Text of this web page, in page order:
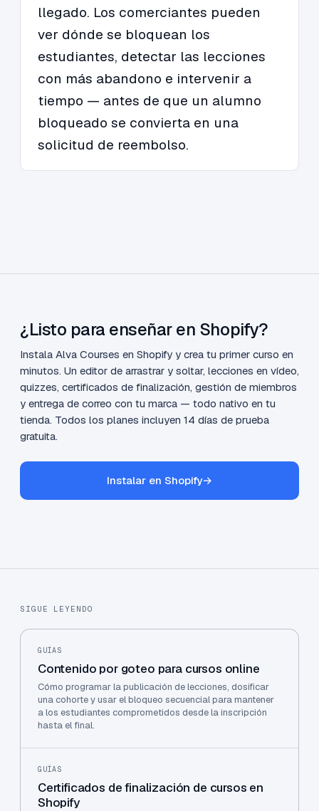
llegado. Los comerciantes pueden
ver dónde se bloquean los
estudiantes, detectar las lecciones
con más abandono e intervenir a
tiempo — antes de que un alumno
bloqueado se convierta en una
solicitud de reembolso.
¿Listo para enseñar en Shopify?
Instala Alva Courses en Shopify y crea tu primer curso en
minutos. Un editor de arrastrar y soltar, lecciones en vídeo,
quizzes, certificados de finalización, gestión de miembros
y entrega de correo con tu marca — todo nativo en tu
tienda. Todos los planes incluyen 14 días de prueba
gratuita.
Instalar en Shopify→
SIGUE LEYENDO
GUÍAS
Contenido por goteo para cursos online
Cómo programar la publicación de lecciones, dosificar
una cohorte y usar el bloqueo secuencial para mantener
a los estudiantes comprometidos desde la inscripción
hasta el final.
GUÍAS
Certificados de finalización de cursos en
Shopify